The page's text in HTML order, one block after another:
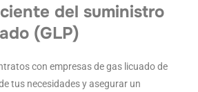
del suministro
(GLP)
con empresas de gas licuado de
tus necesidades y asegurar un